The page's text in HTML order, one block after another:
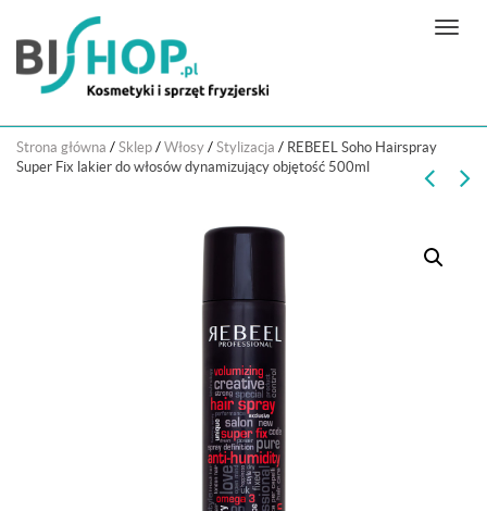
N
g
Strona główna / Sklep / Włosy / Stylizacja / REBEEL Soho Hairspray
Super Fix lakier do włosów dynamizujący objętość 500ml